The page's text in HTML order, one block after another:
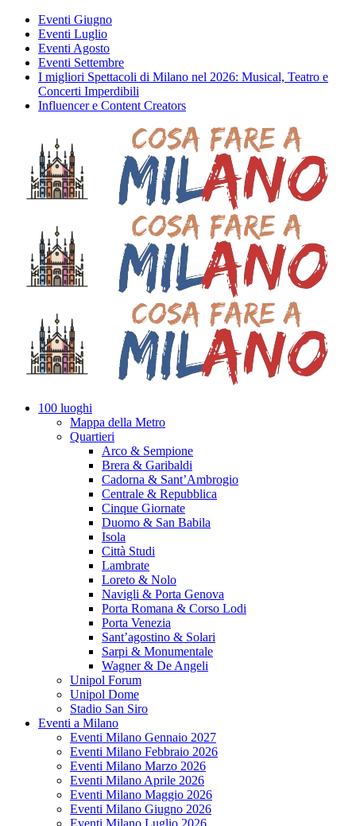
Eventi Giugno
Eventi Luglio
Eventi Agosto
Eventi Settembre
I migliori Spettacoli di Milano nel 2026: Musical, Teatro e
Concerti Imperdibili
Influencer e Content Creators
100 luoghi
Mappa della Metro
Quartieri
Arco & Sempione
Brera & Garibaldi
Cadorna & Sant’Ambrogio
Centrale & Repubblica
Cinque Giornate
Duomo & San Babila
Isola
Città Studi
Lambrate
Loreto & Nolo
Navigli & Porta Genova
Porta Romana & Corso Lodi
Porta Venezia
Sant’agostino & Solari
Sarpi & Monumentale
Wagner & De Angeli
Unipol Forum
Unipol Dome
Stadio San Siro
Eventi a Milano
Eventi Milano Gennaio 2027
Eventi Milano Febbraio 2026
Eventi Milano Marzo 2026
Eventi Milano Aprile 2026
Eventi Milano Maggio 2026
Eventi Milano Giugno 2026
Eventi Milano Luglio 2026